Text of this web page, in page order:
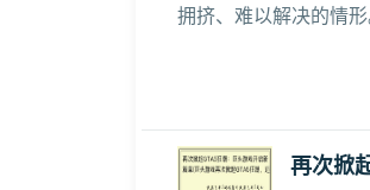
拥挤、难以解决的情形
再次掀